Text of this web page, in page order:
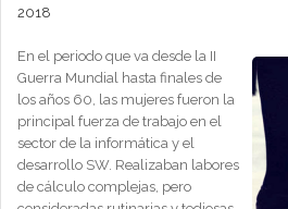
2018
En el periodo que va desde la II
Guerra Mundial hasta finales de
los años 60, las mujeres fueron la
principal fuerza de trabajo en el
sector de la informática y el
desarrollo SW. Realizaban labores
de cálculo complejas, pero